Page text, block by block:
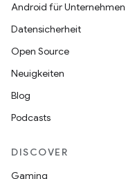
Android für Unternehmen
Datensicherheit
Open Source
Neuigkeiten
Blog
Podcasts
DISCOVER
Gaming